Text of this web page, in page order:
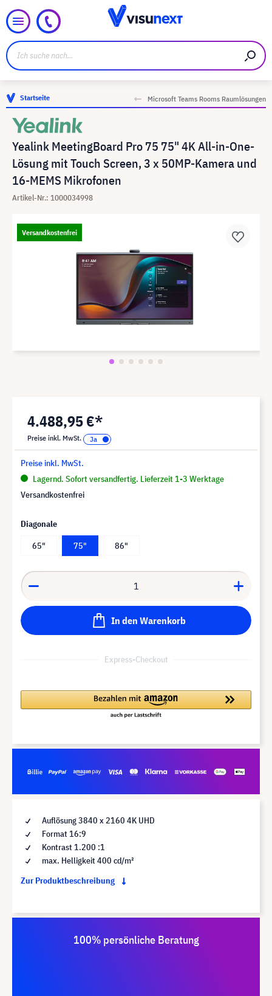
Startseite Microsoft Teams Rooms Raumlösungen
Yealink MeetingBoard Pro 75 75" 4K All-in-One-
Lösung mit Touch Screen, 3 x 50MP-Kamera und
16-MEMS Mikrofonen
Artikel-Nr.: 1000034998
Versandkostenfrei
4.488,95 €*
Preise inkl. MwSt.
Preise inkl. MwSt.
Lagernd. Sofort versandfertig. Lieferzeit 1-3 Werktage
Versandkostenfrei
Diagonale
65"
75" 86"
In den Warenkorb
Express-Checkout
Auflösung 3840 x 2160 4K UHD
Format 16:9
Kontrast 1.200 :1
max. Helligkeit 400 cd/m²
Zur Produktbeschreibung
100% persönliche Beratung